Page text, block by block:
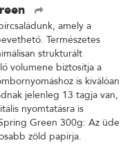
amely a
Természetes
strukturált
volumene biztosítja a
is kiválóan
jelenleg 13 tagja van,
nyomtatásra is
Green 300g: Az üde
zöld papírja.